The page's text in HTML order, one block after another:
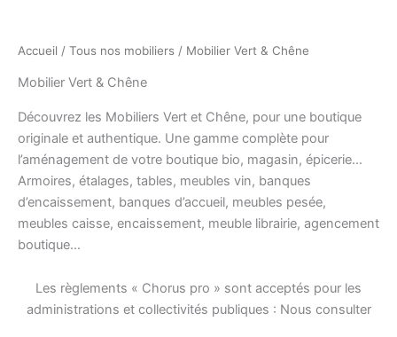
Accueil / Tous nos mobiliers / Mobilier Vert & Chêne
Mobilier Vert & Chêne
Découvrez les Mobiliers Vert et Chêne, pour une boutique
originale et authentique. Une gamme complète pour
l’aménagement de votre boutique bio, magasin, épicerie…
Armoires, étalages, tables, meubles vin, banques
d’encaissement, banques d’accueil, meubles pesée,
meubles caisse, encaissement, meuble librairie, agencement
boutique…
Les règlements « Chorus pro » sont acceptés pour les
administrations et collectivités publiques : Nous consulter